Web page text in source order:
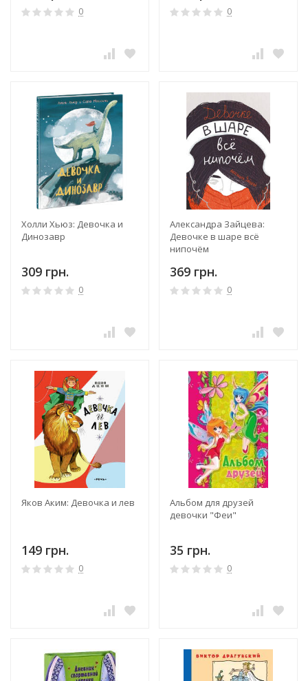
0 0
Холли Хьюз: Девочка и
Динозавр
309 грн.
0
Александра Зайцева:
Девочке в шаре всё
нипочём
369 грн.
0
Яков Аким: Девочка и лев
149 грн.
0
Альбом для друзей
девочки "Феи"
35 грн.
0